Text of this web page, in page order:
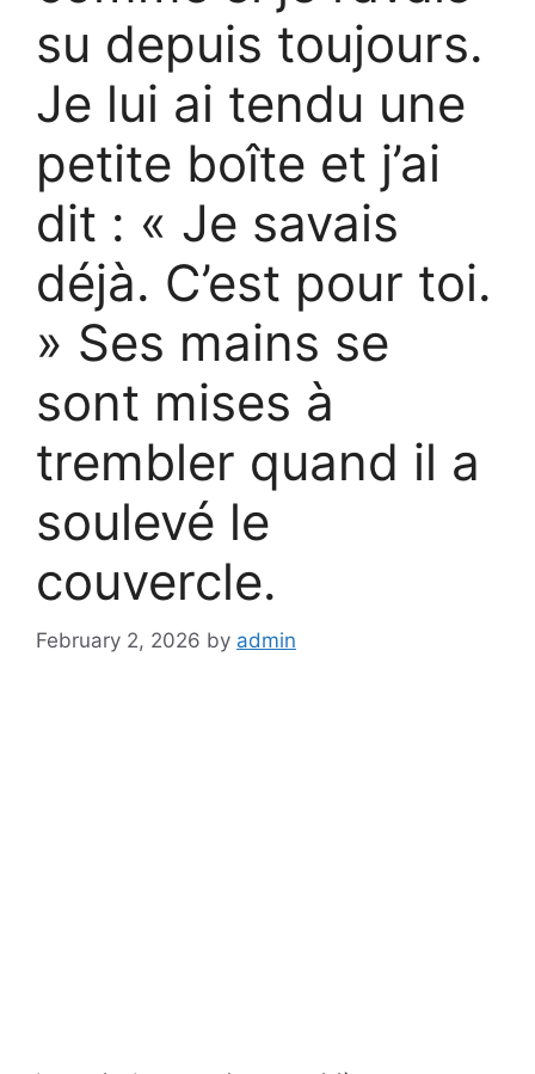
su depuis toujours.
Je lui ai tendu une
petite boîte et j’ai
dit : « Je savais
déjà. C’est pour toi.
» Ses mains se
sont mises à
trembler quand il a
soulevé le
couvercle.
February 2, 2026 by admin